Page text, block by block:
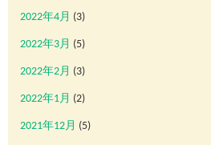
2022年4月 (3)
2022年3月 (5)
2022年2月 (3)
2022年1月 (2)
2021年12月 (5)